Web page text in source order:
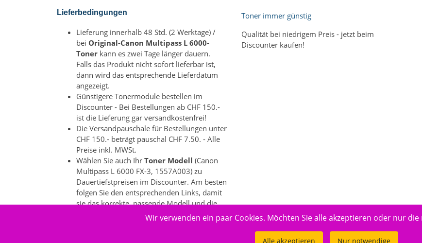
Lieferbedingungen
Lieferung innerhalb 48 Std. (2 Werktage) /
bei Original-Canon Multipass L 6000-
Toner kann es zwei Tage länger dauern.
Falls das Produkt nicht sofort lieferbar ist,
dann wird das entsprechende Lieferdatum
angezeigt.
Günstigere Tonermodule bestellen im
Discounter - Bei Bestellungen ab CHF 150.-
ist die Lieferung gar versandkostenfrei!
Die Versandpauschale für Bestellungen unter
CHF 150.- beträgt pauschal CHF 7.50. - Alle
Preise inkl. MWSt.
Wählen Sie auch Ihr Toner Modell (Canon
Multipass L 6000 FX-3, 1557A003) zu
Dauertiefstpreisen im Discounter. Am besten
folgen Sie den entsprechenden Links, damit
sie das korrekte, passende Modell und die
dazu passenden Produkte auswählen
Toner immer günstig
Qualität bei niedrigem Preis - jetzt beim
Discounter kaufen!
Wir verwenden ein paar Cookies. Möchten Sie alle akzeptieren oder nur
Alle akzeptieren Nur notwendige